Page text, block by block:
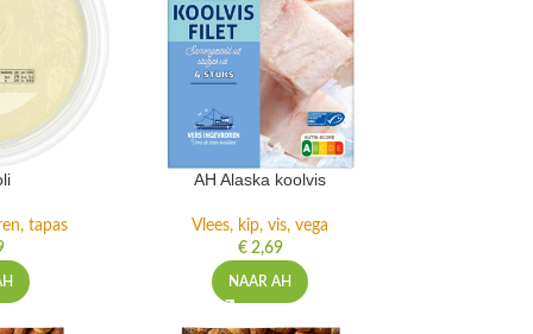
tapas
AH Alaska koolvis
Vlees, kip, vis, vega
€2,69
NAAR AH